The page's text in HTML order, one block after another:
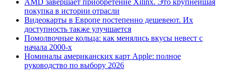
покупка в истории отрасли
Видеокарты в Европе постепенно дешевеют. Их
доступность также улучшается
Помолвочные кольца: как менялись вкусы невест с
начала 2000-х
Номиналы американских карт Apple: полное
руководство по выбору 2026